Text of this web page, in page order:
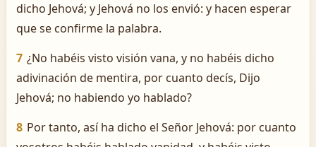
dicho Jehová; y Jehová no los envió: y hacen esperar
que se confirme la palabra.
7 ¿No habéis visto visión vana, y no habéis dicho
adivinación de mentira, por cuanto decís, Dijo
Jehová; no habiendo yo hablado?
8 Por tanto, así ha dicho el Señor Jehová: por cuanto